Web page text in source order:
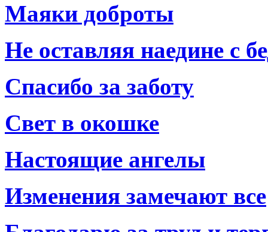
Маяки доброты
Не оставляя наедине с
Спасибо за заботу
Свет в окошке
Настоящие ангелы
Изменения замечают все